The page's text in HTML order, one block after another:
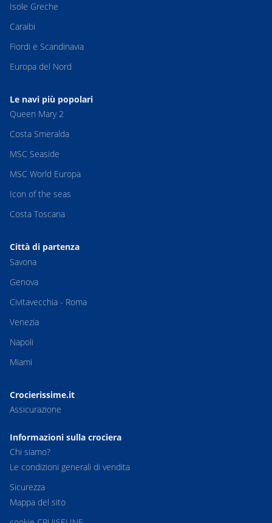
Isole Greche
Caraibi
Fiordi e Scandinavia
Europa del Nord
Le navi più popolari
Queen Mary 2
Costa Smeralda
MSC Seaside
MSC World Europa
Icon of the seas
Costa Toscana
Città di partenza
Savona
Genova
Civitavecchia - Roma
Venezia
Napoli
Miami
Crocierissime.it
Assicurazione
Informazioni sulla crociera
Chi siamo?
Le condizioni generali di vendita
Sicurezza
Mappa del sito